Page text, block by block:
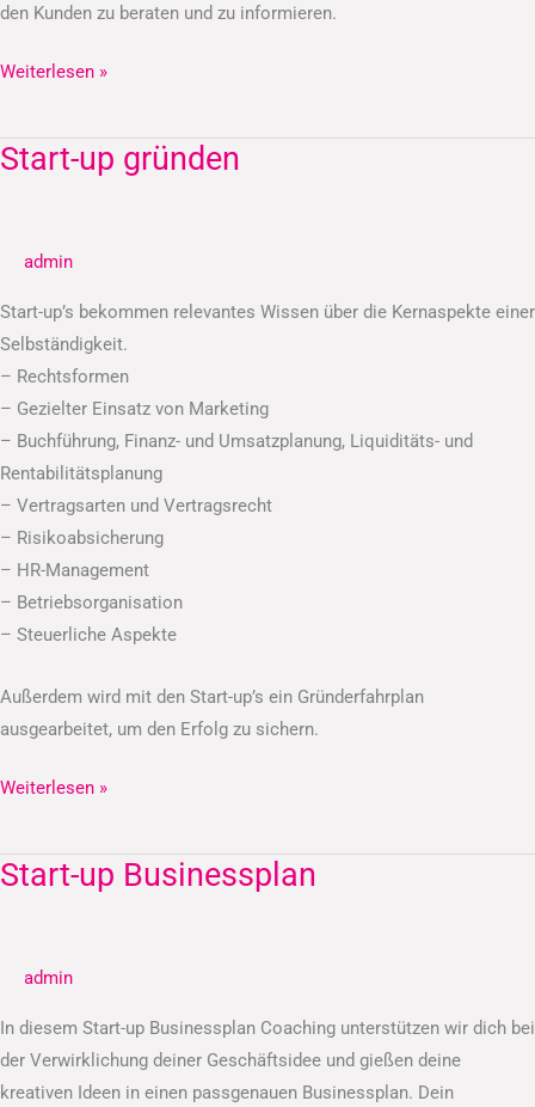
den Kunden zu beraten und zu informieren.
Weiterlesen »
Start-up gründen
admin
Start-up’s bekommen relevantes Wissen über die Kernaspekte einer
Selbständigkeit.
– Rechtsformen
– Gezielter Einsatz von Marketing
– Buchführung, Finanz- und Umsatzplanung, Liquiditäts- und
Rentabilitätsplanung
– Vertragsarten und Vertragsrecht
– Risikoabsicherung
– HR-Management
– Betriebsorganisation
– Steuerliche Aspekte
Außerdem wird mit den Start-up’s ein Gründerfahrplan
ausgearbeitet, um den Erfolg zu sichern.
Start-
Weiterlesen »
Start-up Businessplan
admin
In diesem Start-up Businessplan Coaching unterstützen wir dich bei
der Verwirklichung deiner Geschäftsidee und gießen deine
kreativen Ideen in einen passgenauen Businessplan. Dein
Start-